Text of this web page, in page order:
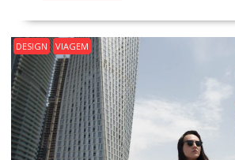
DESIGN VIAGEM